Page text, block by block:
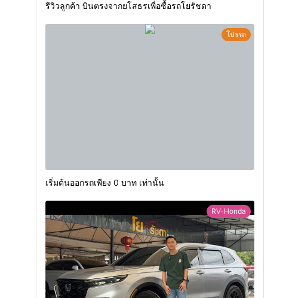
รีวิวลูกค้า บินตรงจากยโสธรเพื่อซื้อรถโยรัชดา
โปรรถ
เริ่มต้นออกรถเพียง 0 บาท เท่านั้น
RV-Honda